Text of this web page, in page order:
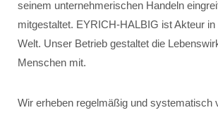
seinem unternehmerischen Handeln
mitgestaltet. EYRICH-HALBIG ist Akteur
Welt. Unser Betrieb gestaltet die
Menschen mit.
Wir erheben regelmäßig und systematisch